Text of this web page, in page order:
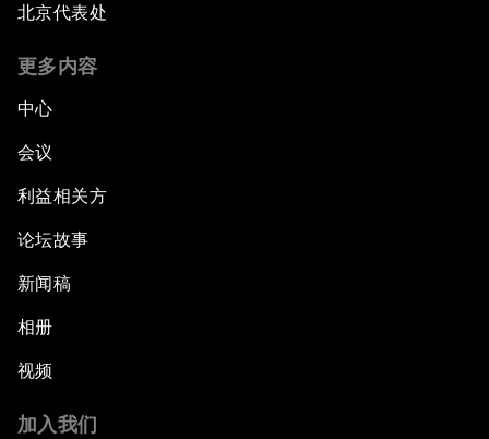
北京代表处
更多内容
中心
会议
利益相关方
论坛故事
新闻稿
相册
视频
加入我们